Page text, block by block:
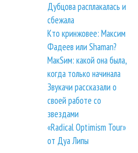
Дубцова расплакалась и
сбежала
Кто кринжовее: Максим
Фадеев или Shaman?
МакSим: какой она была,
когда только начинала
Звукачи рассказали о
своей работе со
звездами
«Radical Optimism Tour»
от Дуа Липы